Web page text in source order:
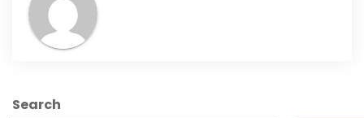
Search